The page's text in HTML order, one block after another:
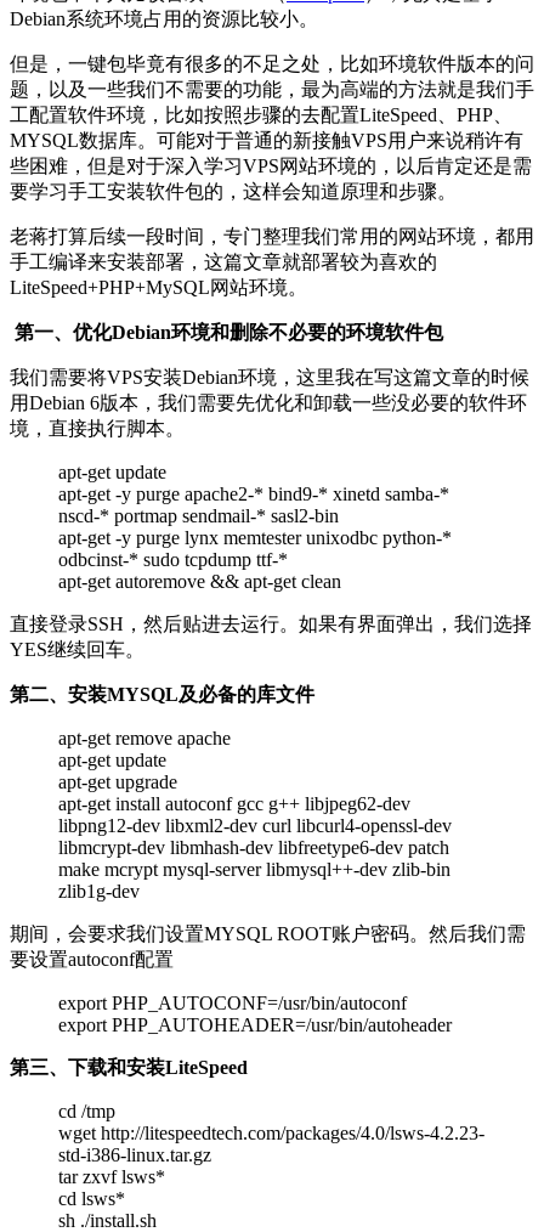
Debian系统环境占用的资源比较小。
但是，一键包毕竟有很多的不足之处，比如环境软件版本的问
题，以及一些我们不需要的功能，最为高端的方法就是我们手
工配置软件环境，比如按照步骤的去配置LiteSpeed、PHP、
MYSQL数据库。可能对于普通的新接触VPS用户来说稍许有
些困难，但是对于深入学习VPS网站环境的，以后肯定还是需
要学习手工安装软件包的，这样会知道原理和步骤。
老蒋打算后续一段时间，专门整理我们常用的网站环境，都用
手工编译来安装部署，这篇文章就部署较为喜欢的
LiteSpeed+PHP+MySQL网站环境。
第一、优化Debian环境和删除不必要的环境软件包
我们需要将VPS安装Debian环境，这里我在写这篇文章的时候
用Debian 6版本，我们需要先优化和卸载一些没必要的软件环
境，直接执行脚本。
apt-get update
apt-get -y purge apache2-* bind9-* xinetd samba-*
nscd-* portmap sendmail-* sasl2-bin
apt-get -y purge lynx memtester unixodbc python-*
odbcinst-* sudo tcpdump ttf-*
apt-get autoremove && apt-get clean
直接登录SSH，然后贴进去运行。如果有界面弹出，我们选择
YES继续回车。
第二、安装MYSQL及必备的库文件
apt-get remove apache
apt-get update
apt-get upgrade
apt-get install autoconf gcc g++ libjpeg62-dev
libpng12-dev libxml2-dev curl libcurl4-openssl-dev
libmcrypt-dev libmhash-dev libfreetype6-dev patch
make mcrypt mysql-server libmysql++-dev zlib-bin
zlib1g-dev
期间，会要求我们设置MYSQL ROOT账户密码。然后我们需
要设置autoconf配置
export PHP_AUTOCONF=/usr/bin/autoconf
export PHP_AUTOHEADER=/usr/bin/autoheader
第三、下载和安装LiteSpeed
cd /tmp
wget http://litespeedtech.com/packages/4.0/lsws-4.2.23-
std-i386-linux.tar.gz
tar zxvf lsws*
cd lsws*
sh ./install.sh